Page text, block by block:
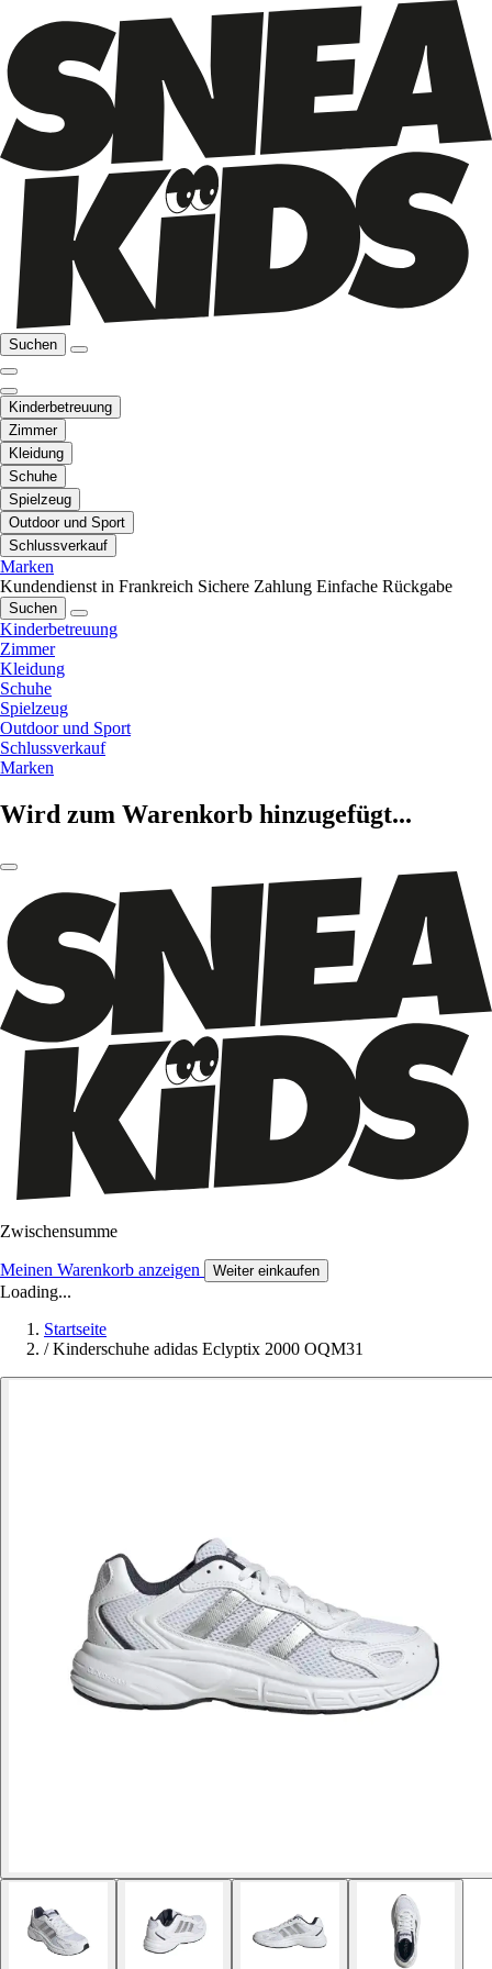
Suchen
Kinderbetreuung
Zimmer
Kleidung
Schuhe
Spielzeug
Outdoor und Sport
Schlussverkauf
Marken
Kundendienst in Frankreich Sichere Zahlung Einfache Rückgabe
Suchen
Kinderbetreuung
Zimmer
Kleidung
Schuhe
Spielzeug
Outdoor und Sport
Schlussverkauf
Marken
Wird zum Warenkorb hinzugefügt...
Zwischensumme
Meinen Warenkorb anzeigen Weiter einkaufen
Loading...
Startseite
/ Kinderschuhe adidas Eclyptix 2000 OQM31